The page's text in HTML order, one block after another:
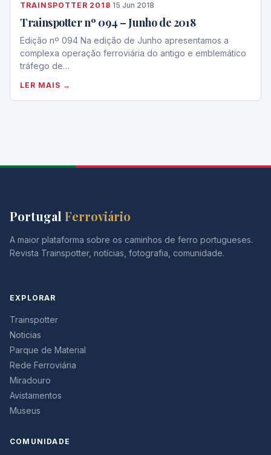
TRAINSPOTTER 2018·15 Jun 2018
Trainspotter nº 094 – Junho de 2018
Edição nº 094 Na edição de Junho apresentamos a
complexa operação ferroviária do antigo e emblemático
tráfego de…
LER MAIS →
Portugal Ferroviário
A maior plataforma sobre os caminhos de ferro portugueses.
Revista Trainspotter, notícias, fotografia, comunidade.
EXPLORAR
Trainspotter
Noticias
Parque de Material
Rede Ferroviária
Miradouro
Avistamentos
Museus
COMUNIDADE